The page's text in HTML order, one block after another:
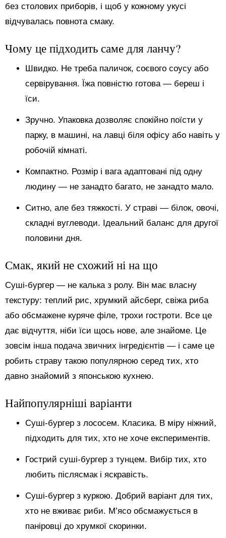
без столових приборів, і щоб у кожному укусі
відчувалась повнота смаку.
Чому це підходить саме для ланчу?
Швидко. Не треба паличок, соєвого соусу або
сервірування. Їжа повністю готова — береш і
їси.
Зручно. Упаковка дозволяє спокійно поїсти у
парку, в машині, на лавці біля офісу або навіть у
робочій кімнаті.
Компактно. Розмір і вага адаптовані під одну
людину — не занадто багато, не занадто мало.
Ситно, але без тяжкості. У страві — білок, овочі,
складні вуглеводи. Ідеальний баланс для другої
половини дня.
Смак, який не схожий ні на що
Суші-бургер — не калька з ролу. Він має власну
текстуру: теплий рис, хрумкий айсберг, свіжа риба
або обсмажене куряче філе, трохи гостроти. Все це
дає відчуття, ніби їси щось нове, але знайоме. Це
зовсім інша подача звичних інгредієнтів — і саме це
робить страву такою популярною серед тих, хто
давно знайомий з японською кухнею.
Найпопулярніші варіанти
Суші-бургер з лососем. Класика. В міру ніжний,
підходить для тих, хто не хоче експериментів.
Гострий суші-бургер з тунцем. Вибір тих, хто
любить післясмак і яскравість.
Суші-бургер з куркою. Добрий варіант для тих,
хто не вживає риби. М’ясо обсмажується в
паніровці до хрумкої скоринки.